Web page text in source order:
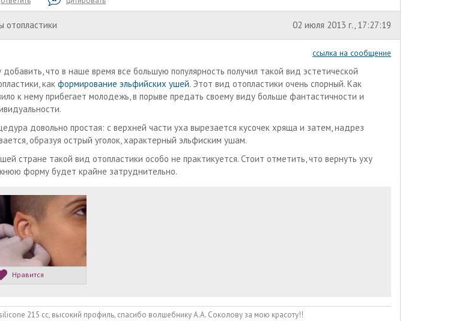
отопластики 02 июля 2013 г., 17:27:19
ссылка на сообщение
добавить, что в наше время все большую популярность получил такой вид эстетической
как формирование эльфийских ушей. Этот вид отопластики очень спорный. Как
к нему прибегает молодежь, в порыве предать своему виду больше фантастичности и
довольно простая: с верхней части уха вырезается кусочек хряща и затем, надрез
образуя острый уголок, характерный эльфиским ушам.
стране такой вид отопластики особо не практикуется. Стоит отметить, что вернуть уху
форму будет крайне затруднительно.
Нравится
215 сс, высокий профиль, спасибо волшебнику А.А. Соколову за мою красоту!!